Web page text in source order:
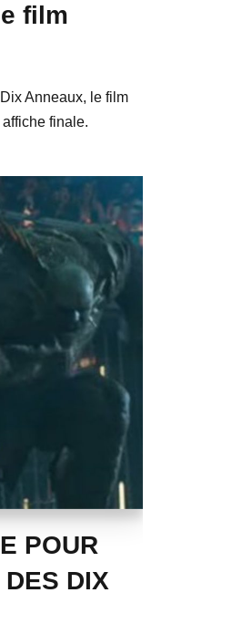
film
Anneaux, le film
finale.
POUR
DIX